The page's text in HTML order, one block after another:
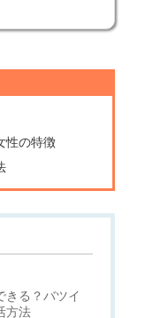
性の特徴
きる？バツイ
方法